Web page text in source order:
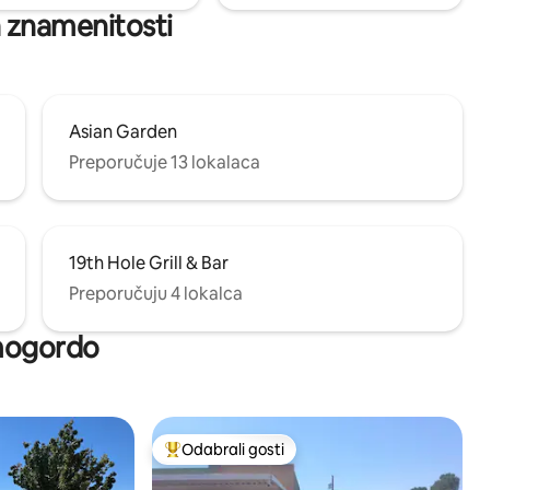
znamenitosti
Asian Garden
Preporučuje 13 lokalaca
19th Hole Grill & Bar
Preporučuju 4 lokalca
s oznakom „Odabrali gosti”Među najviše rangiranima s oznakom „Odabrali gosti”
Odabrali gosti